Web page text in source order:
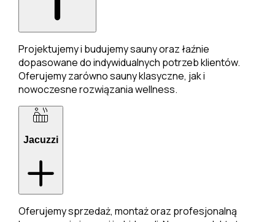
Projektujemy i budujemy sauny oraz łaźnie
dopasowane do indywidualnych potrzeb klientów.
Oferujemy zarówno sauny klasyczne, jak i
nowoczesne rozwiązania wellness.
Jacuzzi
Oferujemy sprzedaż, montaż oraz profesjonalną